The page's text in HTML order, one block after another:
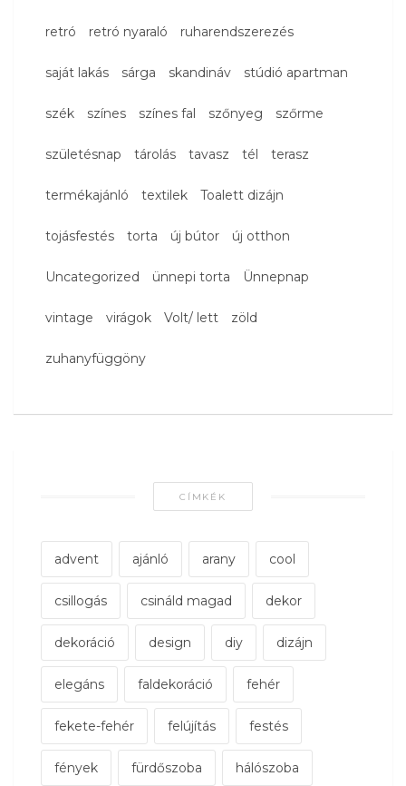
retró retró nyaraló ruharendszerezés
saját lakás sárga skandináv stúdió apartman
szék színes színes fal szőnyeg szőrme
születésnap tárolás tavasz tél terasz
termékajánló textilek Toalett dizájn
tojásfestés torta új bútor új otthon
Uncategorized ünnepi torta Ünnepnap
vintage virágok Volt/ lett zöld
zuhanyfüggöny
CÍMKÉK
advent ajánló arany cool
csillogás csináld magad dekor
dekoráció design diy dizájn
elegáns faldekoráció fehér
fekete-fehér felújítás festés
fények fürdőszoba hálószoba